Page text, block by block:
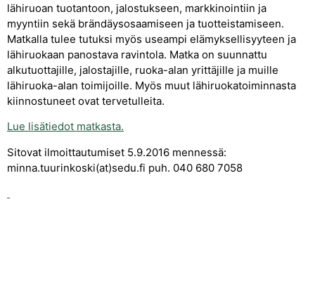
lähiruoan tuotantoon, jalostukseen, markkinointiin ja
myyntiin sekä brändäysosaamiseen ja tuotteistamiseen.
Matkalla tulee tutuksi myös useampi elämyksellisyyteen ja
lähiruokaan panostava ravintola. Matka on suunnattu
alkutuottajille, jalostajille, ruoka-alan yrittäjille ja muille
lähiruoka-alan toimijoille. Myös muut lähiruokatoiminnasta
kiinnostuneet ovat tervetulleita.
Lue lisätiedot matkasta.
Sitovat ilmoittautumiset 5.9.2016 mennessä:
minna.tuurinkoski(at)sedu.fi puh. 040 680 7058